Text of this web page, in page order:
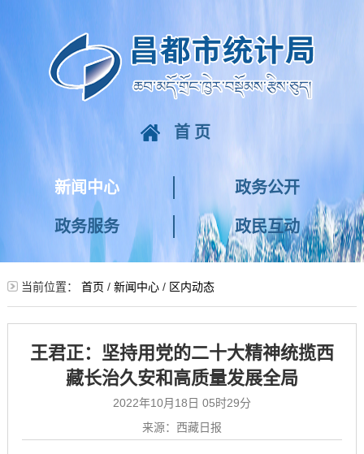
首页
新闻中心 政务公开
政务服务 政民互动
当前位置： 首页 / 新闻中心/ 区内动态
王君正：坚持用党的二十大精神统揽西
藏长治久安和高质量发展全局
2022年10月18日 05时29分
来源：西藏日报